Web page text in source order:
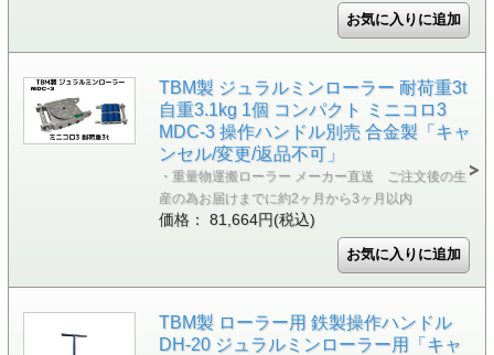
TBM製 ジュラルミンローラー 耐荷重3t
自重3.1kg 1個 コンパクト ミニコロ3
MDC-3 操作ハンドル別売 合金製「キャ
ンセル/変更/返品不可」
・重量物運搬ローラー メーカー直送 ご注文後の生
産の為お届けまでに約2ヶ月から3ヶ月以内
価格： 81,664円(税込)
TBM製 ローラー用 鉄製操作ハンドル
DH-20 ジュラルミンローラー用「キャ